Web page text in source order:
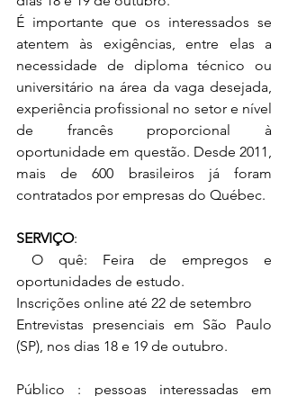
É importante que os interessados se
atentem às exigências, entre elas a
necessidade de diploma técnico ou
universitário na área da vaga desejada,
experiência profissional no setor e nível
de francês proporcional à
oportunidade em questão. Desde 2011,
mais de 600 brasileiros já foram
contratados por empresas do Québec.
SERVIÇO:
oportunidades de estudo.
Inscrições online até 22 de setembro
Entrevistas presenciais em São Paulo
(SP), nos dias 18 e 19 de outubro.
Público : pessoas interessadas em